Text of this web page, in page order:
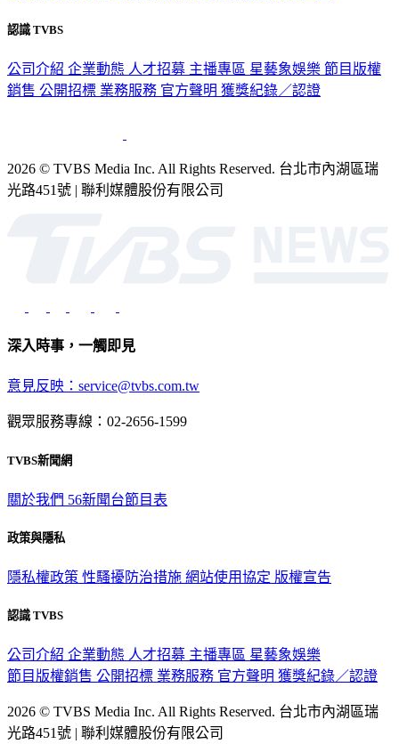
認識 TVBS
公司介紹 企業動態 人才招募 主播專區 星藝象娛樂 節目版權
銷售 公開招標 業務服務 官方聲明 獲獎紀錄／認證
2026 © TVBS Media Inc. All Rights Reserved. 台北市內湖區瑞
光路451號 | 聯利媒體股份有限公司
深入時事，一觸即見
意見反映：service@tvbs.com.tw
觀眾服務專線：02-2656-1599
TVBS新聞網
關於我們 56新聞台節目表
政策與隱私
隱私權政策 性騷擾防治措施 網站使用協定 版權宣告
認識 TVBS
公司介紹 企業動態 人才招募 主播專區 星藝象娛樂
節目版權銷售 公開招標 業務服務 官方聲明 獲獎紀錄／認證
2026 © TVBS Media Inc. All Rights Reserved. 台北市內湖區瑞
光路451號 | 聯利媒體股份有限公司